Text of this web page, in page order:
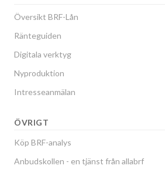
Översikt BRF-Lån
Ränteguiden
Digitala verktyg
Nyproduktion
Intresseanmälan
ÖVRIGT
Köp BRF-analys
Anbudskollen - en tjänst från allabrf